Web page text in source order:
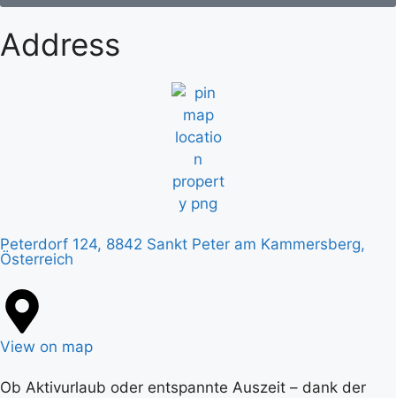
Address
Peterdorf 124, 8842 Sankt Peter am Kammersberg,
Österreich
View on map
Ob Aktivurlaub oder entspannte Auszeit – dank der